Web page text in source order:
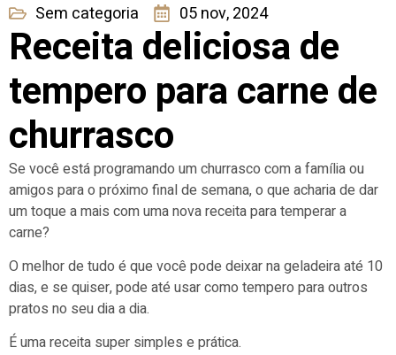
Sem categoria 05 nov, 2024
Receita deliciosa de
tempero para carne de
churrasco
Se você está programando um churrasco com a família ou
amigos para o próximo final de semana, o que acharia de dar
um toque a mais com uma nova receita para temperar a
carne?
O melhor de tudo é que você pode deixar na geladeira até 10
dias, e se quiser, pode até usar como tempero para outros
pratos no seu dia a dia.
É uma receita super simples e prática.